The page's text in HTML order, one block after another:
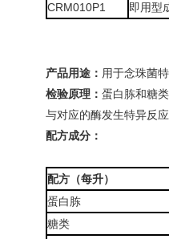
CRM010P1 即用型
产品用途： 用于念珠菌
检验原理： 蛋白胨和糖
与对应的酶发生特异反
配方成分：
配方（每升）
蛋白胨
糖类